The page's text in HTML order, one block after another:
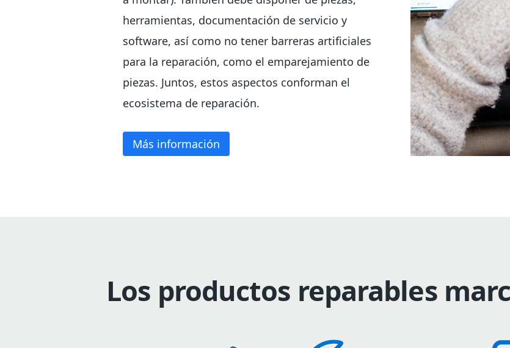
herramientas, documentación de servicio y
software, así como no tener barreras artificiales
para la reparación, como el emparejamiento de
piezas. Juntos, estos aspectos conforman el
ecosistema de reparación.
Más información
Los productos reparables